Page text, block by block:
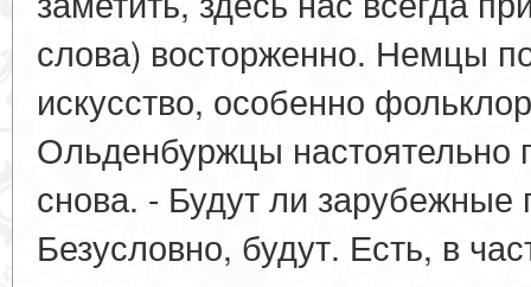
слова) восторженно. Немцы
искусство, особенно
Ольденбуржцы настоятельно
снова. - Будут ли зарубежные
Безусловно, будут. Есть, в